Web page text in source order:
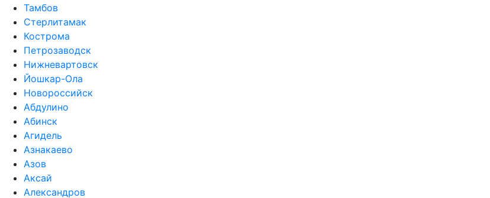
Тамбов
Стерлитамак
Кострома
Петрозаводск
Нижневартовск
Йошкар-Ола
Новороссийск
Абдулино
Абинск
Агидель
Азнакаево
Азов
Аксай
Александров